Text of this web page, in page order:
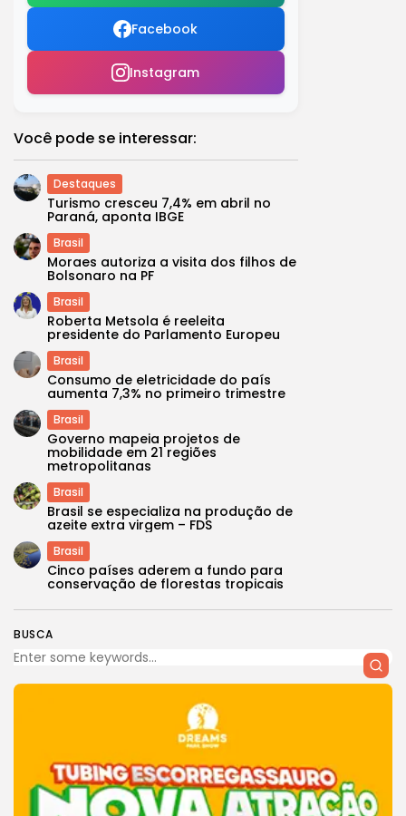
BUSCA
Facebook
Instagram
Você pode se interessar:
Destaques
Turismo cresceu 7,4% em abril no
Paraná, aponta IBGE
Brasil
Moraes autoriza a visita dos filhos de
Bolsonaro na PF
Brasil
Roberta Metsola é reeleita
presidente do Parlamento Europeu
Brasil
Consumo de eletricidade do país
aumenta 7,3% no primeiro trimestre
Brasil
Governo mapeia projetos de
mobilidade em 21 regiões
metropolitanas
Brasil
Brasil se especializa na produção de
azeite extra virgem – FDS
Brasil
Cinco países aderem a fundo para
conservação de florestas tropicais